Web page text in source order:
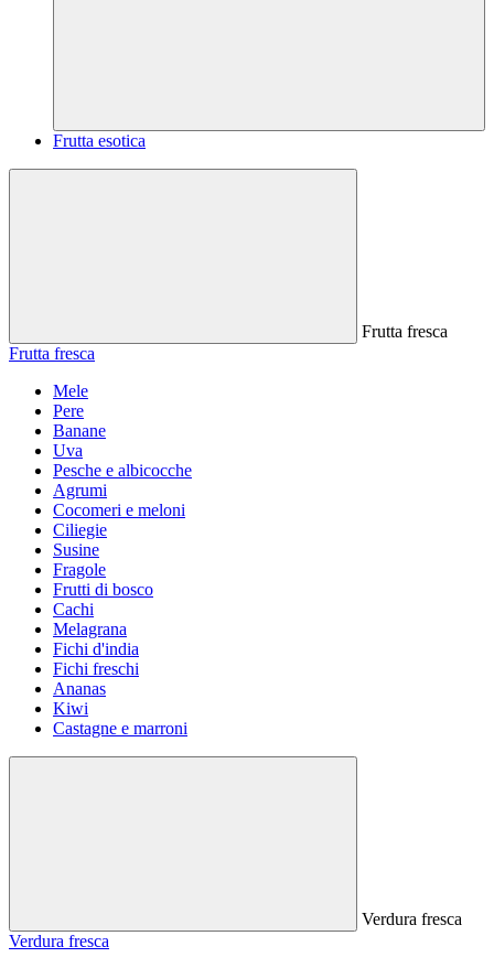
Frutta esotica
Frutta fresca
Frutta fresca
Mele
Pere
Banane
Uva
Pesche e albicocche
Agrumi
Cocomeri e meloni
Ciliegie
Susine
Fragole
Frutti di bosco
Cachi
Melagrana
Fichi d'india
Fichi freschi
Ananas
Kiwi
Castagne e marroni
Verdura fresca
Verdura fresca